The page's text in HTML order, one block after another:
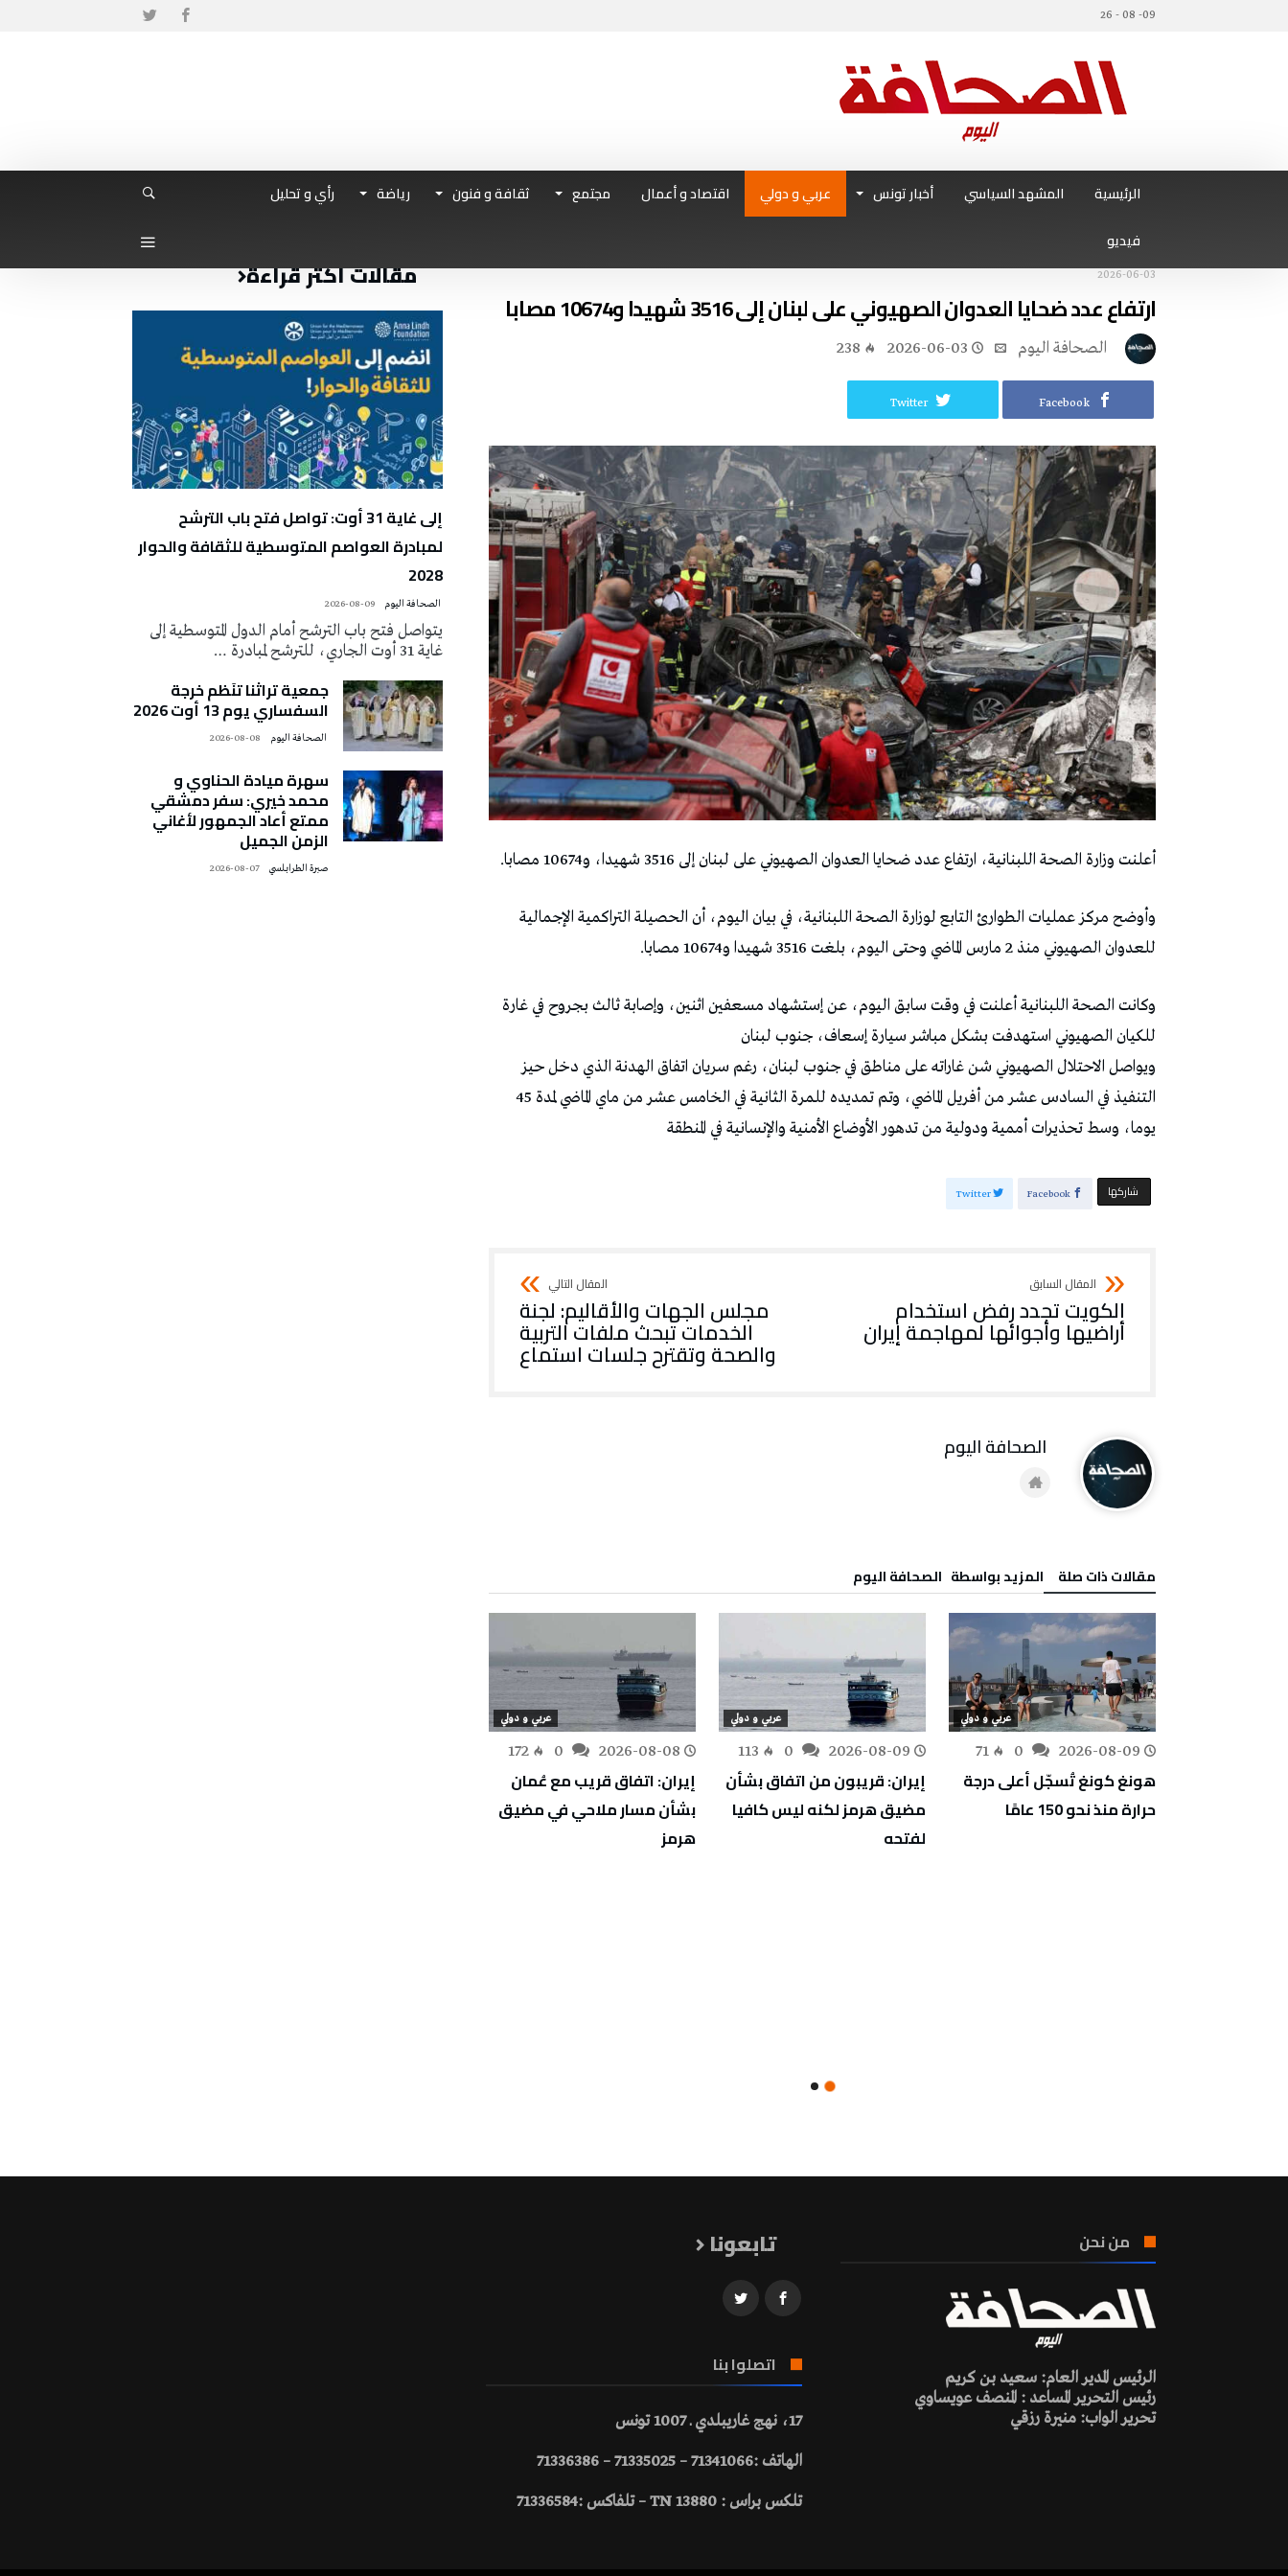
09- 08 - 26
الرئيسية المشهد السياسي أخبار تونس عربي و دولي اقتصاد و أعمال مجتمع ثقافة و فنون رياضة
رأي و تحليل
فيديو
2026-06-03
ارتفاع عدد ضحايا العدوان الصهيوني على لبنان إلى 3516 شهيدا و10674 مصابا
2026-06-03
238
Facebook
Twitter
أعلنت وزارة الصحة اللبنانية، ارتفاع عدد ضحايا العدوان الصهيوني على لبنان إلى 3516 شهيدا، و10674 مصابا.
وأوضح مركز عمليات الطوارئ التابع لوزارة الصحة اللبنانية، في بيان اليوم، أن الحصيلة التراكمية الإجمالية
للعدوان الصهيوني منذ 2 مارس الماضي وحتى اليوم، بلغت 3516 شهيدا و10674 مصابا.
وكانت الصحة اللبنانية أعلنت في وقت سابق اليوم، عن إستشهاد مسعفين اثنين، وإصابة ثالث بجروح في غارة
للكيان الصهيوني استهدفت بشكل مباشر سيارة إسعاف، جنوب لبنان
ويواصل الاحتلال الصهيوني شن غاراته على مناطق في جنوب لبنان، رغم سريان اتفاق الهدنة الذي دخل حيز
التنفيذ في السادس عشر من أفريل الماضي، وتم تمديده للمرة الثانية في الخامس عشر من ماي الماضي لمدة 45
يوما، وسط تحذيرات أممية ودولية من تدهور الأوضاع الأمنية والإنسانية في المنطقة
‫‫ شاركها‬ Facebook
Twitter
الكويت تجدد رفض استخدام
أراضيها وأجوائها لمهاجمة إيران
مجلس الجهات والأقاليم: لجنة
الخدمات تبحث ملفات التربية
والصحة وتقترح جلسات استماع
‫مقالات ذات صلة‬ ‫‫المزيد بواسطة‬ ‬ ‭ ‬الصحافة‭ ‬اليوم
عربي و دولي
2026-08-09
71
هونغ كونغ تُسجّل أعلى درجة
حرارة منذ نحو 150 عامًا
عربي و دولي
2026-08-09
113
إيران: قريبون من اتفاق بشأن
مضيق هرمز لكنه ليس كافيا
لفتحه
عربي و دولي
2026-08-08
172
إيران: اتفاق قريب مع عُمان
بشأن مسار ملاحي في مضيق
هرمز
مقالات أكثر قراءة
إلى غاية 31 أوت: تواصل فتح باب الترشح
لمبادرة العواصم المتوسطية للثقافة والحوار
2028
2026-08-09
يتواصل فتح باب الترشح أمام الدول المتوسطية إلى
غاية 31 أوت الجاري، للترشح لمبادرة …
جمعية تراثنا تنَظم خرجة
السفساري يوم 13 أوت 2026
2026-08-08
سهرة ميادة الحناوي و
محمد خيري: سفر دمشقي
ممتع أعاد الجمهور لأغاني
الزمن الجميل
صبرة الطرابلسي 2026-08-07
من نحن
الرئيس المدير العام: سعيد بن كريم
رئيس التحرير المساعد : المنصف عويساوي
تحرير الواب: منيرة رزقي
تابعونا
اتصلوا بنا
17، نهج غاريبلدي ـ 1007 تونس
الهاتف :71341066 – 71335025 – 71336386
تلكس براس : 13880 TN – تلفاكس :71336584